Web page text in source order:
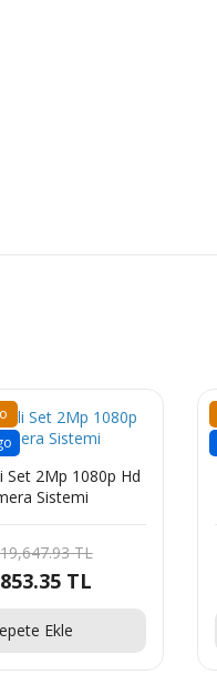
2Mp 1080p Hd
Sistemi
19,647.93 TL
TL
Ekle